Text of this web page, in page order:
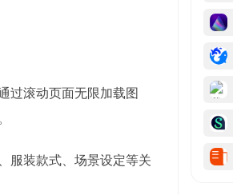
过滚动页面无限加载图
服装款式、场景设定等关